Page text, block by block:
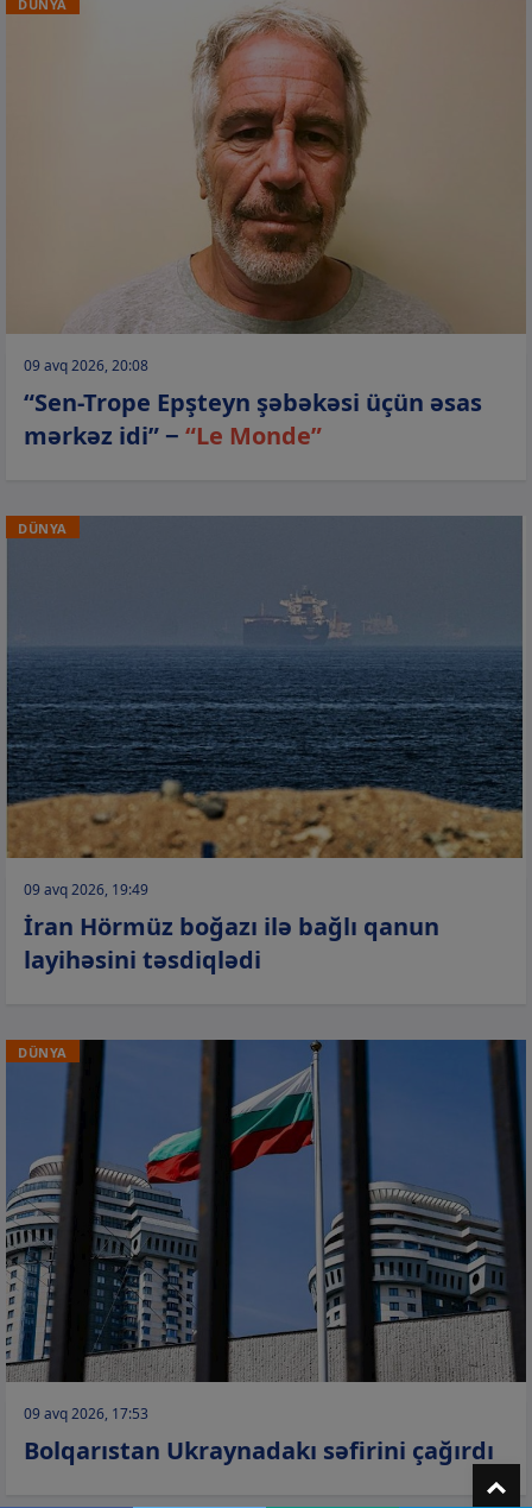
DÜNYA
09 avq 2026, 20:08
“Sen-Trope Epşteyn şəbəkəsi üçün əsas
mərkəz idi” − “Le Monde”
DÜNYA
09 avq 2026, 19:49
İran Hörmüz boğazı ilə bağlı qanun
layihəsini təsdiqlədi
DÜNYA
09 avq 2026, 17:53
Bolqarıstan Ukraynadakı səfirini çağırdı